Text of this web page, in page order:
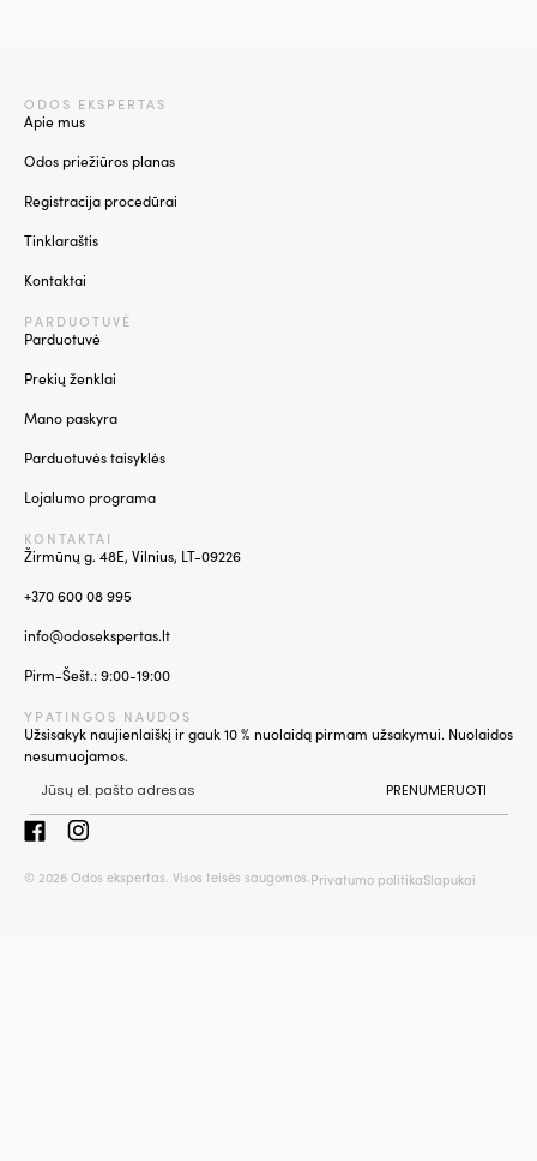
ODOS EKSPERTAS
Apie mus
Odos priežiūros planas
Registracija procedūrai
Tinklaraštis
Kontaktai
PARDUOTUVĖ
Parduotuvė
Prekių ženklai
Mano paskyra
Parduotuvės taisyklės
Lojalumo programa
KONTAKTAI
Žirmūnų g. 48E, Vilnius, LT-09226
+370 600 08 995
info@odosekspertas.lt
Pirm-Šešt.: 9:00-19:00
YPATINGOS NAUDOS
Užsisakyk naujienlaiškį ir gauk 10 % nuolaidą pirmam užsakymui. Nuolaidos
nesumuojamos.
PRENUMERUOTI
© 2026 Odos ekspertas. Visos teisės saugomos. Privatumo politikaSlapukai